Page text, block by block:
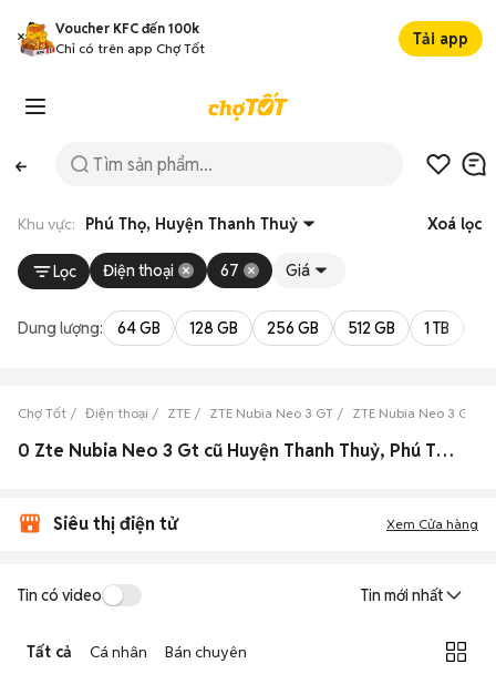
Voucher KFC đến 100k
Chỉ có trên app Chợ Tốt
Tải app
Khu vực: Phú Thọ, Huyện Thanh Thuỷ Xoá lọc
Lọc Điện thoại 67 Giá
Dung lượng: 64 GB 128 GB 256 GB 512 GB 1 TB
Chợ Tốt Điện thoại ZTE ZTE Nubia Neo 3 GT ZTE Nubia Neo 3 GT
0 Zte Nubia Neo 3 Gt cũ Huyện Thanh Thuỷ, Phú Thọ đẹp
Siêu thị điện tử Xem Cửa hàng
Tin có video Tin mới nhất
Tất cả Cá nhân Bán chuyên